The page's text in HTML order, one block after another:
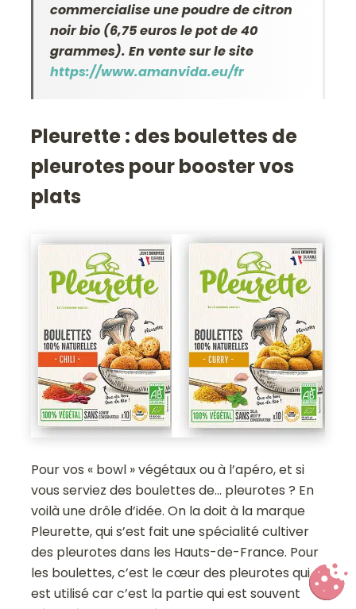
commercialise une poudre de citron
noir bio (6,75 euros le pot de 40
grammes). En vente sur le site
https://www.amanvida.eu/fr
Pleurette : des boulettes de
pleurotes pour booster vos
plats
Pour vos « bowl » végétaux ou à l’apéro, et si
vous serviez des boulettes de… pleurotes ? En
voilà une drôle d’idée. On la doit à la marque
Pleurette, qui s’est fait une spécialité cultiver
des pleurotes dans les Hauts-de-France. Pour
les boulettes, c’est le cœur des pleurotes qui
est utilisé car c’est la partie qui est souvent